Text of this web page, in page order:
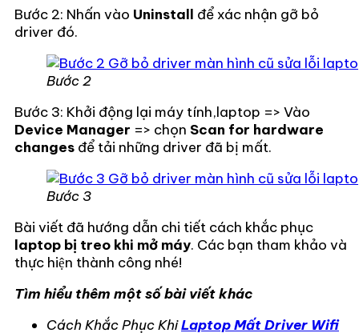
Bước 2: Nhấn vào Uninstall để xác nhận gỡ bỏ
driver đó.
Bước 2
Bước 3: Khởi động lại máy tính,laptop => Vào
Device Manager => chọn Scan for hardware
changes để tải những driver đã bị mất.
Bước 3
Bài viết đã hướng dẫn chi tiết cách khắc phục
laptop bị treo khi mở máy. Các bạn tham khảo và
thực hiện thành công nhé!
Tìm hiểu thêm một số bài viết khác
Cách Khắc Phục KhiLaptop Mất Driver Wifi